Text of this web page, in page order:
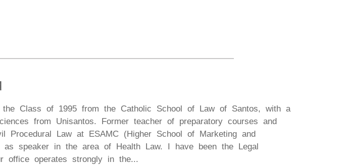
Class of 1995 from the Catholic School of Law of Santos, with a
from Unisantos. Former teacher of preparatory courses and
Procedural Law at ESAMC (Higher School of Marketing and
as speaker in the area of Health Law. I have been the Legal
office operates strongly in the...